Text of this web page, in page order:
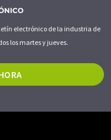
electrónico de la industria de
los martes y jueves.